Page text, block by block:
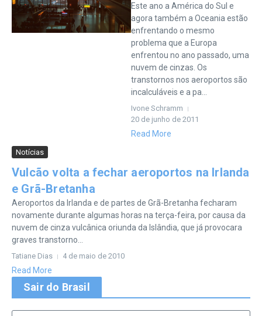
Este ano a América do Sul e
agora também a Oceania estão
enfrentando o mesmo
problema que a Europa
enfrentou no ano passado, uma
nuvem de cinzas. Os
transtornos nos aeroportos são
incalculáveis e a pa...
Ivone Schramm
20 de junho de 2011
Read More
Notícias
Vulcão volta a fechar aeroportos na Irlanda
e Grã-Bretanha
Aeroportos da Irlanda e de partes de Grã-Bretanha fecharam
novamente durante algumas horas na terça-feira, por causa da
nuvem de cinza vulcânica oriunda da Islândia, que já provocara
graves transtorno...
Tatiane Dias 4 de maio de 2010
Read More
Sair do Brasil